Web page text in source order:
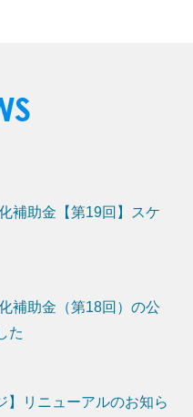
補助金【第19回】スケ
補助金（第18回）の公
た
】リニューアルのお知ら